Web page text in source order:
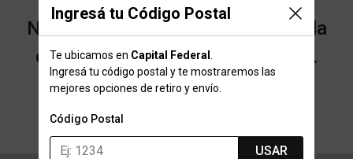
Ingresá tu Código Postal
Te ubicamos en Capital Federal
Ingresá tu código postal y te mostraremos las
mejores opciones de retiro y envío.
Código Postal
USAR
No encontramos resultados para la
categoría "Boxers" que buscaste.
Volver a la página de inicio